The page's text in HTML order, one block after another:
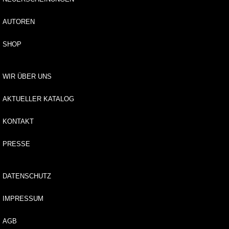
n
B
o
d
o
l
AUTOREN
SHOP
WIR ÜBER UNS
AKTUELLER KATALOG
KONTAKT
PRESSE
DATENSCHUTZ
IMPRESSUM
AGB